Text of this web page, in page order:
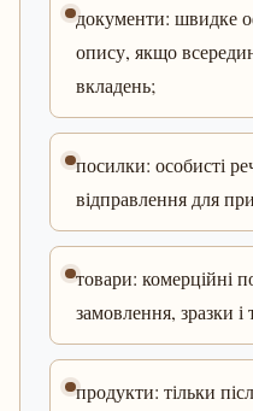
документи: швидке
опису, якщо
вкладень;
посилки: особисті
відправлення для
товари: комерційні
замовлення, зразки і
продукти: тільки